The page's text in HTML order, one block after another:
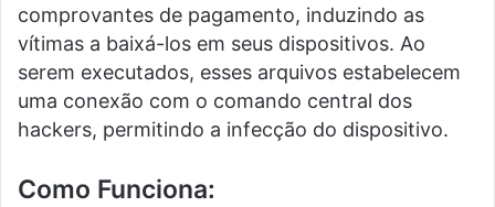
comprovantes de pagamento, induzindo as
vítimas a baixá-los em seus dispositivos. Ao
serem executados, esses arquivos estabelecem
uma conexão com o comando central dos
hackers, permitindo a infecção do dispositivo.
Como Funciona: